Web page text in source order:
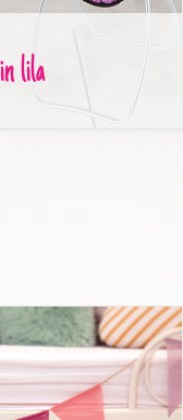
lila